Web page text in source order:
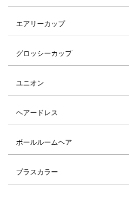
エアリーカップ
グロッシーカップ
ユニオン
ヘアードレス
ボールルームヘア
プラスカラー